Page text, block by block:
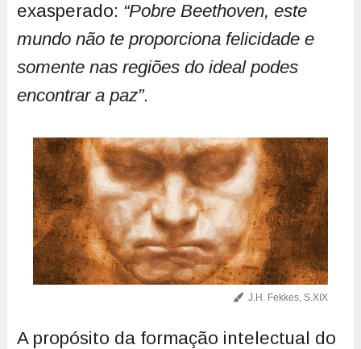
exasperado: “Pobre Beethoven, este
mundo não te proporciona felicidade e
somente nas regiões do ideal podes
encontrar a paz”.
J.H. Fekkes, S.XIX
A propósito da formação intelectual do